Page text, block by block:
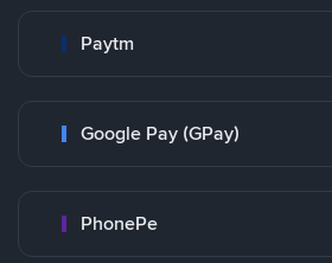
Paytm
Google Pay (GPay)
PhonePe